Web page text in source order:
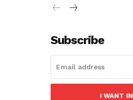
Subscribe
I WANT IN